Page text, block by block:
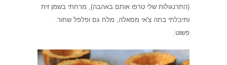
(התרנגולות שלי טרפו אותם באהבה), מרחתי בשמן זית
ותיבלתי בתה צ'אי מסאלה, מלח גס ופלפל שחור.
פשוט.